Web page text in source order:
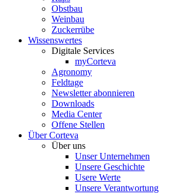
Obstbau
Weinbau
Zuckerrübe
Wissenswertes
Digitale Services
myCorteva
Agronomy
Feldtage
Newsletter abonnieren
Downloads
Media Center
Offene Stellen
Über Corteva
Über uns
Unser Unternehmen
Unsere Geschichte
Usere Werte
Unsere Verantwortung